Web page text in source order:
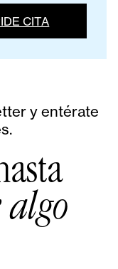
CITA
y entérate
algo